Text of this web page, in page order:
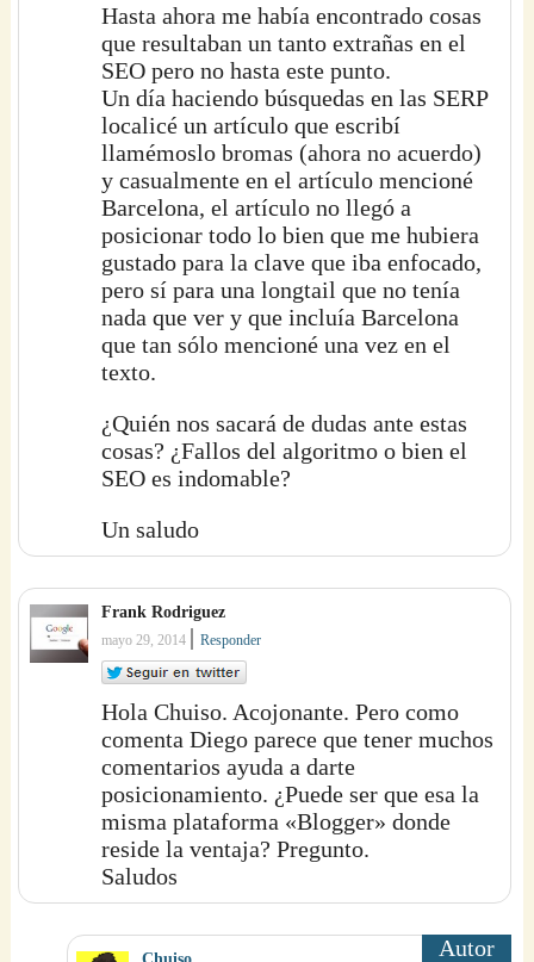
Hasta ahora me había encontrado cosas
que resultaban un tanto extrañas en el
SEO pero no hasta este punto.
Un día haciendo búsquedas en las SERP
localicé un artículo que escribí
llamémoslo bromas (ahora no acuerdo)
y casualmente en el artículo mencioné
Barcelona, el artículo no llegó a
posicionar todo lo bien que me hubiera
gustado para la clave que iba enfocado,
pero sí para una longtail que no tenía
nada que ver y que incluía Barcelona
que tan sólo mencioné una vez en el
texto.
¿Quién nos sacará de dudas ante estas
cosas? ¿Fallos del algoritmo o bien el
SEO es indomable?
Un saludo
Frank Rodriguez
mayo 29, 2014 |Responder
Hola Chuiso. Acojonante. Pero como
comenta Diego parece que tener muchos
comentarios ayuda a darte
posicionamiento. ¿Puede ser que esa la
misma plataforma «Blogger» donde
reside la ventaja? Pregunto.
Saludos